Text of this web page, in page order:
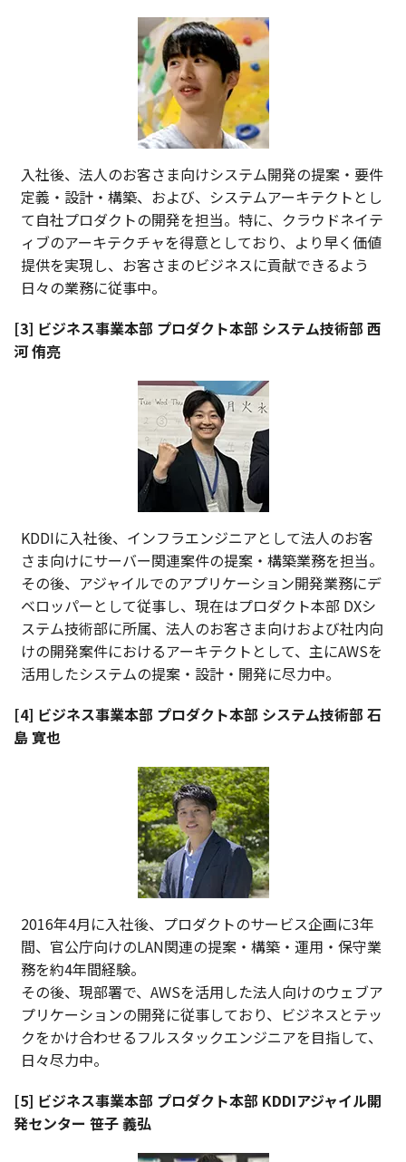
入社後、法人のお客さま向けシステム開発の提案・要件
定義・設計・構築、および、システムアーキテクトとし
て自社プロダクトの開発を担当。特に、クラウドネイテ
ィブのアーキテクチャを得意としており、より早く価値
提供を実現し、お客さまのビジネスに貢献できるよう
日々の業務に従事中。
[3] ビジネス事業本部 プロダクト本部 システム技術部 西
河 侑亮
KDDIに入社後、インフラエンジニアとして法人のお客
さま向けにサーバー関連案件の提案・構築業務を担当。
その後、アジャイルでのアプリケーション開発業務にデ
ベロッパーとして従事し、現在はプロダクト本部 DXシ
ステム技術部に所属、法人のお客さま向けおよび社内向
けの開発案件におけるアーキテクトとして、主にAWSを
活用したシステムの提案・設計・開発に尽力中。
[4] ビジネス事業本部 プロダクト本部 システム技術部 石
島 寛也
2016年4月に入社後、プロダクトのサービス企画に3年
間、官公庁向けのLAN関連の提案・構築・運用・保守業
務を約4年間経験。
その後、現部署で、AWSを活用した法人向けのウェブア
プリケーションの開発に従事しており、ビジネスとテッ
クをかけ合わせるフルスタックエンジニアを目指して、
日々尽力中。
[5] ビジネス事業本部 プロダクト本部 KDDIアジャイル開
発センター 笹子 義弘